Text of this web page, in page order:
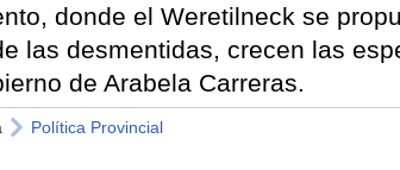
donde el Weretilneck se
las desmentidas, crecen las
de Arabela Carreras.
Política Provincial